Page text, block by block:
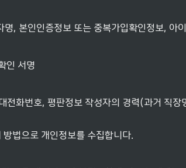
, 본인인증정보 또는 중복가입확인정보, 아
인 서명
전화번호, 평판정보 작성자의 경력(과거 직
법으로 개인정보를 수집합니다.